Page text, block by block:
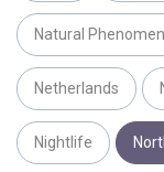
Natural
Netherlands
Nightlife